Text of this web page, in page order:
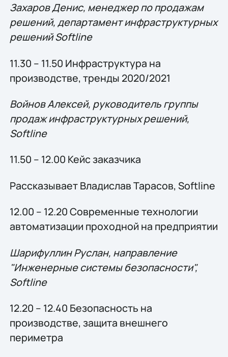
Захаров Денис, менеджер по продажам
решений, департамент инфраструктурных
решений Softline
11.30 – 11.50 Инфраструктура на
производстве, тренды 2020/2021
Войнов Алексей, руководитель группы
продаж инфраструктурных решений,
Softline
11.50 – 12.00 Кейс заказчика
Рассказывает Владислав Тарасов, Softline
12.00 – 12.20 Современные технологии
автоматизации проходной на предприятии
Шарифуллин Руслан, направление
"Инженерные системы безопасности",
Softline
12.20 – 12.40 Безопасность на
производстве, защита внешнего
периметра